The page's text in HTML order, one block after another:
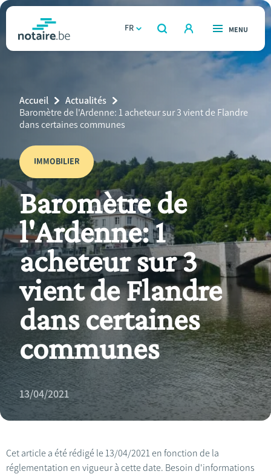
Aller
contenu
notaire.behomepage
FR
OUVERT
RECHERCHER
OUVERT
MENU
Relations et vivre ensemble
Héritage et donations
Entreprendre
Le notaire
Calculateurs
Breadcrumb
Accueil
Actualités
Current
Page:
Baromètre de l'Ardenne: 1 acheteur sur 3 vient de Flandre
dans certaines communes
IMMOBILIER
Baromètre de
l'Ardenne: 1
acheteur sur 3
vient de Flandre
dans certaines
communes
13/04/2021
Cet article a été rédigé le 13/04/2021 en fonction de la
réglementation en vigueur à cette date. Besoin d'informations